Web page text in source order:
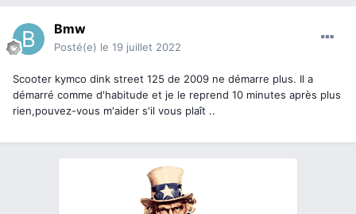
Bmw
Posté(e) le 19 juillet 2022
Scooter kymco dink street 125 de 2009 ne démarre plus. Il a
démarré comme d'habitude et je le reprend 10 minutes après plus
rien,pouvez-vous m'aider s'il vous plaît ..